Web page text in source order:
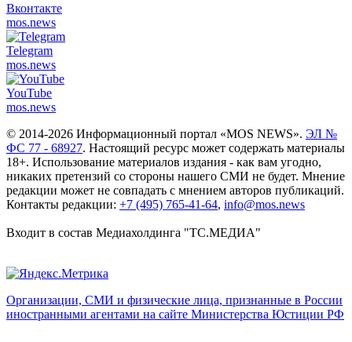
Вконтакте
mos.news
Telegram
mos.news
YouTube
mos.news
© 2014-2026 Информационный портал «MOS NEWS». ЭЛ №
ФС 77 - 68927. Настоящий ресурс может содержать материалы
18+. Использование материалов издания - как вам угодно,
никаких претензий со стороны нашего СМИ не будет. Мнение
редакции может не совпадать с мнением авторов публикаций.
Контакты редакции: +7 (495) 765-41-64, info@mos.news
Входит в состав Медиахолдинга "ТС.МЕДИА"
Организации, СМИ и физические лица, признанные в России
иностранными агентами на сайте Министерства Юстиции РФ